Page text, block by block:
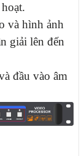
và hình ảnh
giải lên đến
đầu vào âm